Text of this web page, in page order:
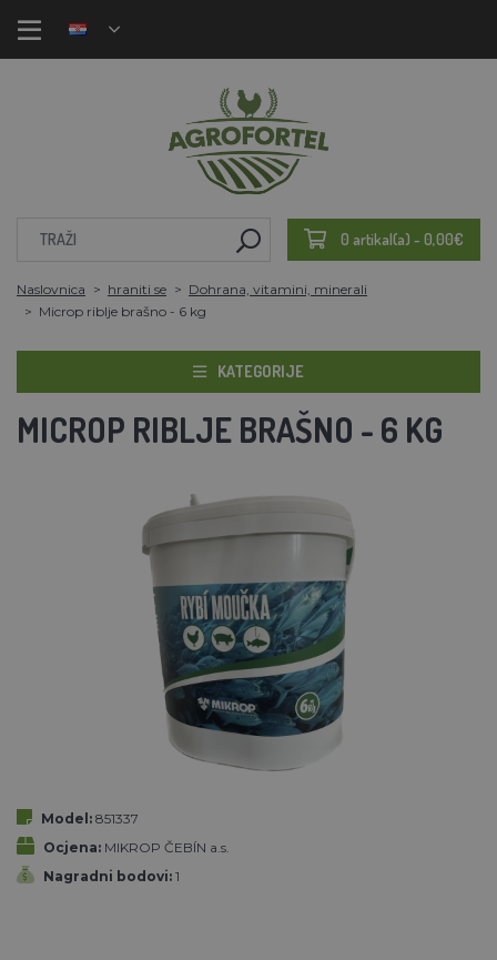
0 artikal(a) - 0,00€
Naslovnica hraniti se
Dohrana, vitamini, minerali
Microp riblje brašno - 6 kg
KATEGORIJE
MICROP RIBLJE BRAŠNO - 6 KG
Model: 851337
Ocjena: MIKROP ČEBÍN a.s.
Nagradni bodovi: 1